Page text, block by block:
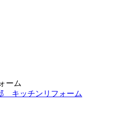
ーム
キッチンリフォーム